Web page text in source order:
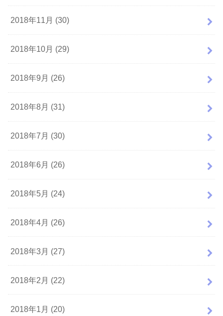
2018年11月 (30)
2018年10月 (29)
2018年9月 (26)
2018年8月 (31)
2018年7月 (30)
2018年6月 (26)
2018年5月 (24)
2018年4月 (26)
2018年3月 (27)
2018年2月 (22)
2018年1月 (20)